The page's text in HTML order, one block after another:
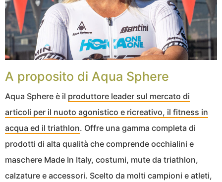
A proposito di Aqua Sphere
Aqua Sphere è il produttore leader sul mercato di
articoli per il nuoto agonistico e ricreativo, il fitness in
acqua ed il triathlon. Offre una gamma completa di
prodotti di alta qualità che comprende occhialini e
maschere Made In Italy, costumi, mute da triathlon,
calzature e accessori. Scelto da molti campioni e atleti,